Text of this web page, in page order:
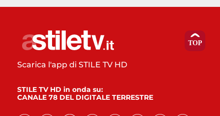
Scarica l'app di STILE TV HD
STILE TV HD in onda su:
CANALE 78 DEL DIGITALE TERRESTRE